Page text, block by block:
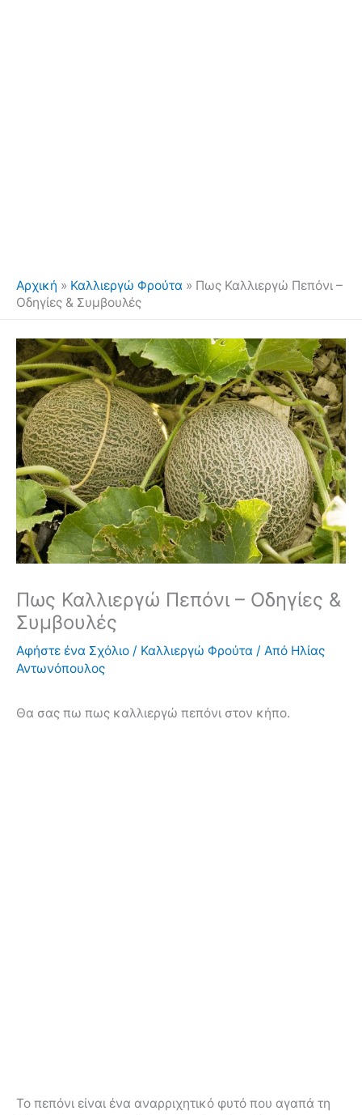
Αρχική » Καλλιεργώ Φρούτα » Πως Καλλιεργώ Πεπόνι –
Οδηγίες & Συμβουλές
Πως Καλλιεργώ Πεπόνι – Οδηγίες &
Συμβουλές
Αφήστε ένα Σχόλιο / Καλλιεργώ Φρούτα / Από Ηλίας
Αντωνόπουλος
Θα σας πω πως καλλιεργώ πεπόνι στον κήπο.
Το πεπόνι είναι ένα αναρριχητικό φυτό που αγαπά τη